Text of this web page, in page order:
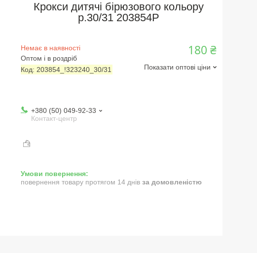
Крокси дитячі бірюзового кольору
р.30/31 203854P
Немає в наявності
Оптом і в роздріб
Код: 203854_!323240_30/31
180 ₴
Показати оптові ціни
+380 (50) 049-92-33
Контакт-центр
повернення товару протягом 14 днів за домовленістю